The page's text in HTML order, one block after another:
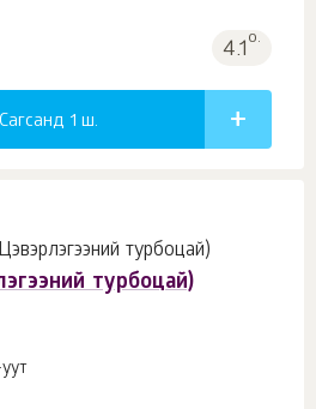
4.1о.
Сагсанд 1 ш.
турбоцай)